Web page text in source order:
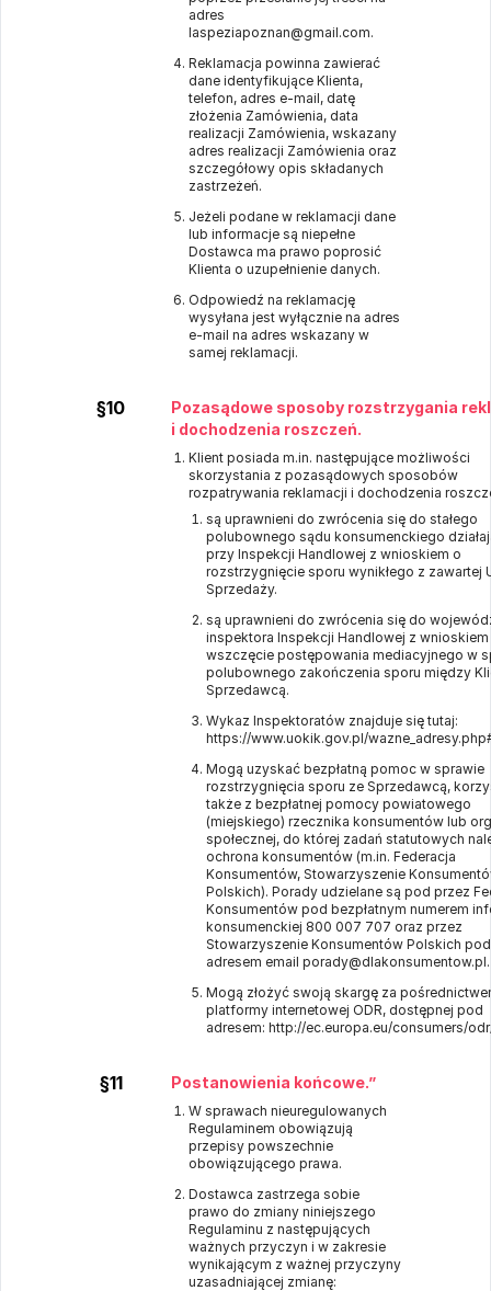
adres
laspeziapoznan@gmail.com.
Reklamacja powinna zawierać
dane identyfikujące Klienta,
telefon, adres e-mail, datę
złożenia Zamówienia, data
realizacji Zamówienia, wskazany
adres realizacji Zamówienia oraz
szczegółowy opis składanych
zastrzeżeń.
Jeżeli podane w reklamacji dane
lub informacje są niepełne
Dostawca ma prawo poprosić
Klienta o uzupełnienie danych.
Odpowiedź na reklamację
wysyłana jest wyłącznie na adres
e-mail na adres wskazany w
samej reklamacji.
§10
Pozasądowe sposoby rozstrzygania
i dochodzenia roszczeń.
Klient posiada m.in. następujące możliwości
skorzystania z pozasądowych sposobów
rozpatrywania reklamacji i dochodzenia
są uprawnieni do zwrócenia się do stałego
polubownego sądu konsumenckiego
przy Inspekcji Handlowej z wnioskiem o
rozstrzygnięcie sporu wynikłego z zawartej
Sprzedaży.
są uprawnieni do zwrócenia się do
inspektora Inspekcji Handlowej z
wszczęcie postępowania mediacyjnego w
polubownego zakończenia sporu między
Sprzedawcą.
Wykaz Inspektoratów znajduje się tutaj:
https://www.uokik.gov.pl/
Mogą uzyskać bezpłatną pomoc w sprawie
rozstrzygnięcia sporu ze Sprzedawcą,
także z bezpłatnej pomocy powiatowego
(miejskiego) rzecznika konsumentów lub
społecznej, do której zadań statutowych
ochrona konsumentów (m.in. Federacja
Konsumentów, Stowarzyszenie
Polskich). Porady udzielane są pod przez
Konsumentów pod bezpłatnym numerem
konsumenckiej 800 007 707 oraz przez
Stowarzyszenie Konsumentów Polskich pod
adresem email porady@dlakonsumentow.pl.
Mogą złożyć swoją skargę za
platformy internetowej ODR, dostępnej pod
adresem: http://ec.europa.eu/consumers/
§11 Postanowienia końcowe.”
W sprawach nieuregulowanych
Regulaminem obowiązują
przepisy powszechnie
obowiązującego prawa.
Dostawca zastrzega sobie
prawo do zmiany niniejszego
Regulaminu z następujących
ważnych przyczyn i w zakresie
wynikającym z ważnej przyczyny
uzasadniającej zmianę: